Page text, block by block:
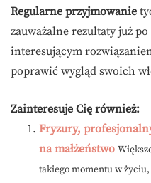
Regularne przyjmowanie
zauważalne rezultaty już
interesującym
poprawić wygląd swoich
Zainteresuje Cię również:
Fryzury,
na małżeństwo
takiego momentu w